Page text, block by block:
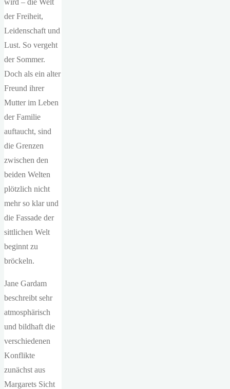
wird – die Welt
der Freiheit,
Leidenschaft und
Lust. So vergeht
der Sommer.
Doch als ein alter
Freund ihrer
Mutter im Leben
der Familie
auftaucht, sind
die Grenzen
zwischen den
beiden Welten
plötzlich nicht
mehr so klar und
die Fassade der
sittlichen Welt
beginnt zu
bröckeln.
Jane Gardam
beschreibt sehr
atmosphärisch
und bildhaft die
verschiedenen
Konflikte
zunächst aus
Margarets Sicht